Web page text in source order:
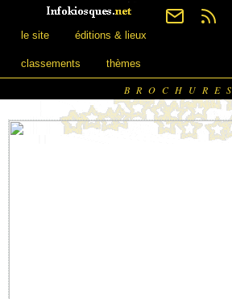
le site éditions & lieux
classements thèmes
BROCHURES